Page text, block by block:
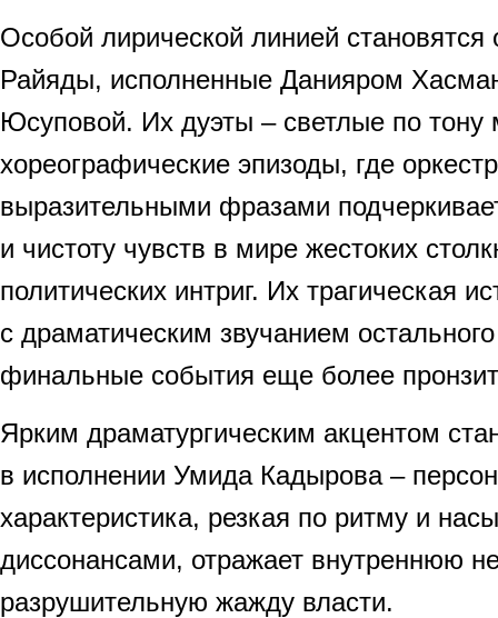
Особой лирической линией
Райяды, исполненные Данияром
Юсуповой. Их дуэты – светлые по тону
хореографические эпизоды, где
выразительными фразами
и чистоту чувств в мире жестоких
политических интриг. Их трагическая
с драматическим звучанием
финальные события еще более
Ярким драматургическим акцентом
в исполнении Умида Кадырова –
характеристика, резкая по ритму и
диссонансами, отражает внутреннюю
разрушительную жажду власти.